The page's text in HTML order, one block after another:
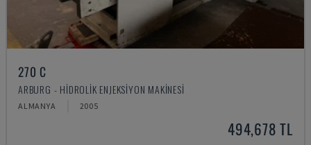
270 C
ARBURG - HIDROLIK ENJEKSIYON MAKINESI
ALMANYA 2005
494,678 TL